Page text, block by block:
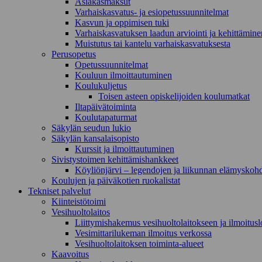
Varhaiskasvatus- ja esiopetussuunnitelmat
Kasvun ja oppimisen tuki
Varhaiskasvatuksen laadun arviointi ja
Muistutus tai kantelu varhaiskasvatuksesta
Perusopetus
Opetussuunnitelmat
Kouluun ilmoittautuminen
Koulukuljetus
Toisen asteen opiskelijoiden koulumatkat
Iltapäivätoiminta
Koulutapaturmat
Säkylän seudun lukio
Säkylän kansalaisopisto
Kurssit ja ilmoittautuminen
Sivistystoimen kehittämishankkeet
Köyliönjärvi – legendojen ja liikunnan
Koulujen ja päiväkotien ruokalistat
Tekniset palvelut
Kiinteistötoimi
Vesihuoltolaitos
Liittymishakemus vesihuoltolaitokseen ja
Vesimittarilukeman ilmoitus verkossa
Vesihuoltolaitoksen toiminta-alueet
Kaavoitus